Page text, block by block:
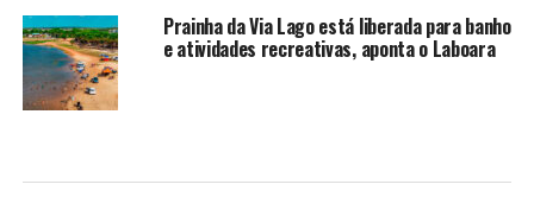
Prainha da Via Lago está liberada para banho
e atividades recreativas, aponta o Laboara